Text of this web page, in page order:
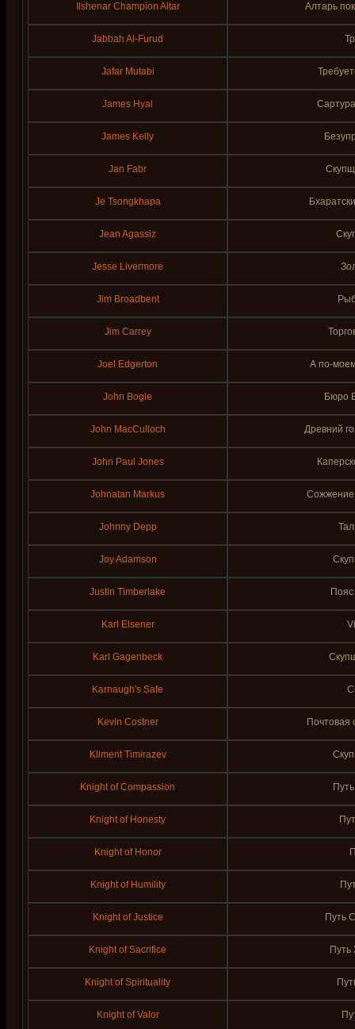
Ilshenar Champion Altar Алтарь
Jabbah Al-Furud
Jafar Mutabi
James Hyal
James Kelly
Jan Fabr
Je Tsongkhapa
Jean Agassiz
Jesse Livermore
Jim Broadbent
Jim Carrey
Joel Edgerton А по-
John Bogle Бюро
John MacCulloch Древний
John Paul Jones
Johnatan Markus Сожжение
Johnny Depp
Joy Adamson
Justin Timberlake
Karl Elsener
Karl Gagenbeck
Karnaugh's Safe
Kevin Costner Почтовая
Kliment Timirazev
Knight of Compassion
Knight of Honesty
Knight of Honor
Knight of Humility
Knight of Justice Путь
Knight of Sacrifice Путь
Knight of Spirituality
Knight of Valor